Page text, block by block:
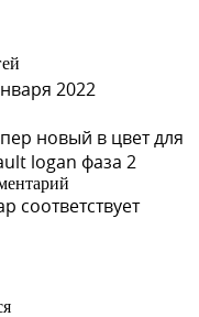
2022
новый в цвет для
logan фаза 2
соответствует